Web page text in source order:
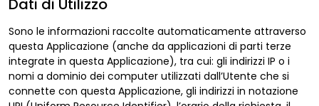
Dati di Utilizzo
Sono le informazioni raccolte automaticamente attraverso
questa Applicazione (anche da applicazioni di parti terze
integrate in questa Applicazione), tra cui: gli indirizzi IP o i
nomi a dominio dei computer utilizzati dall’Utente che si
connette con questa Applicazione, gli indirizzi in notazione